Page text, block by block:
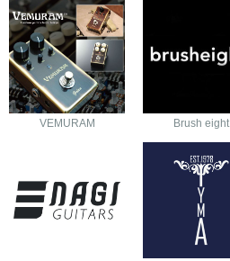
VEMURAM Brush eight